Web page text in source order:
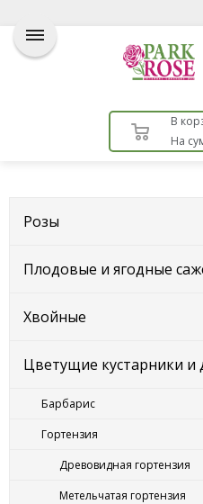
В
На
Розы
Плодовые и ягодные
Хвойные
Цветущие кустарники и
Барбарис
Гортензия
Древовидная гортензия
Метельчатая гортензия